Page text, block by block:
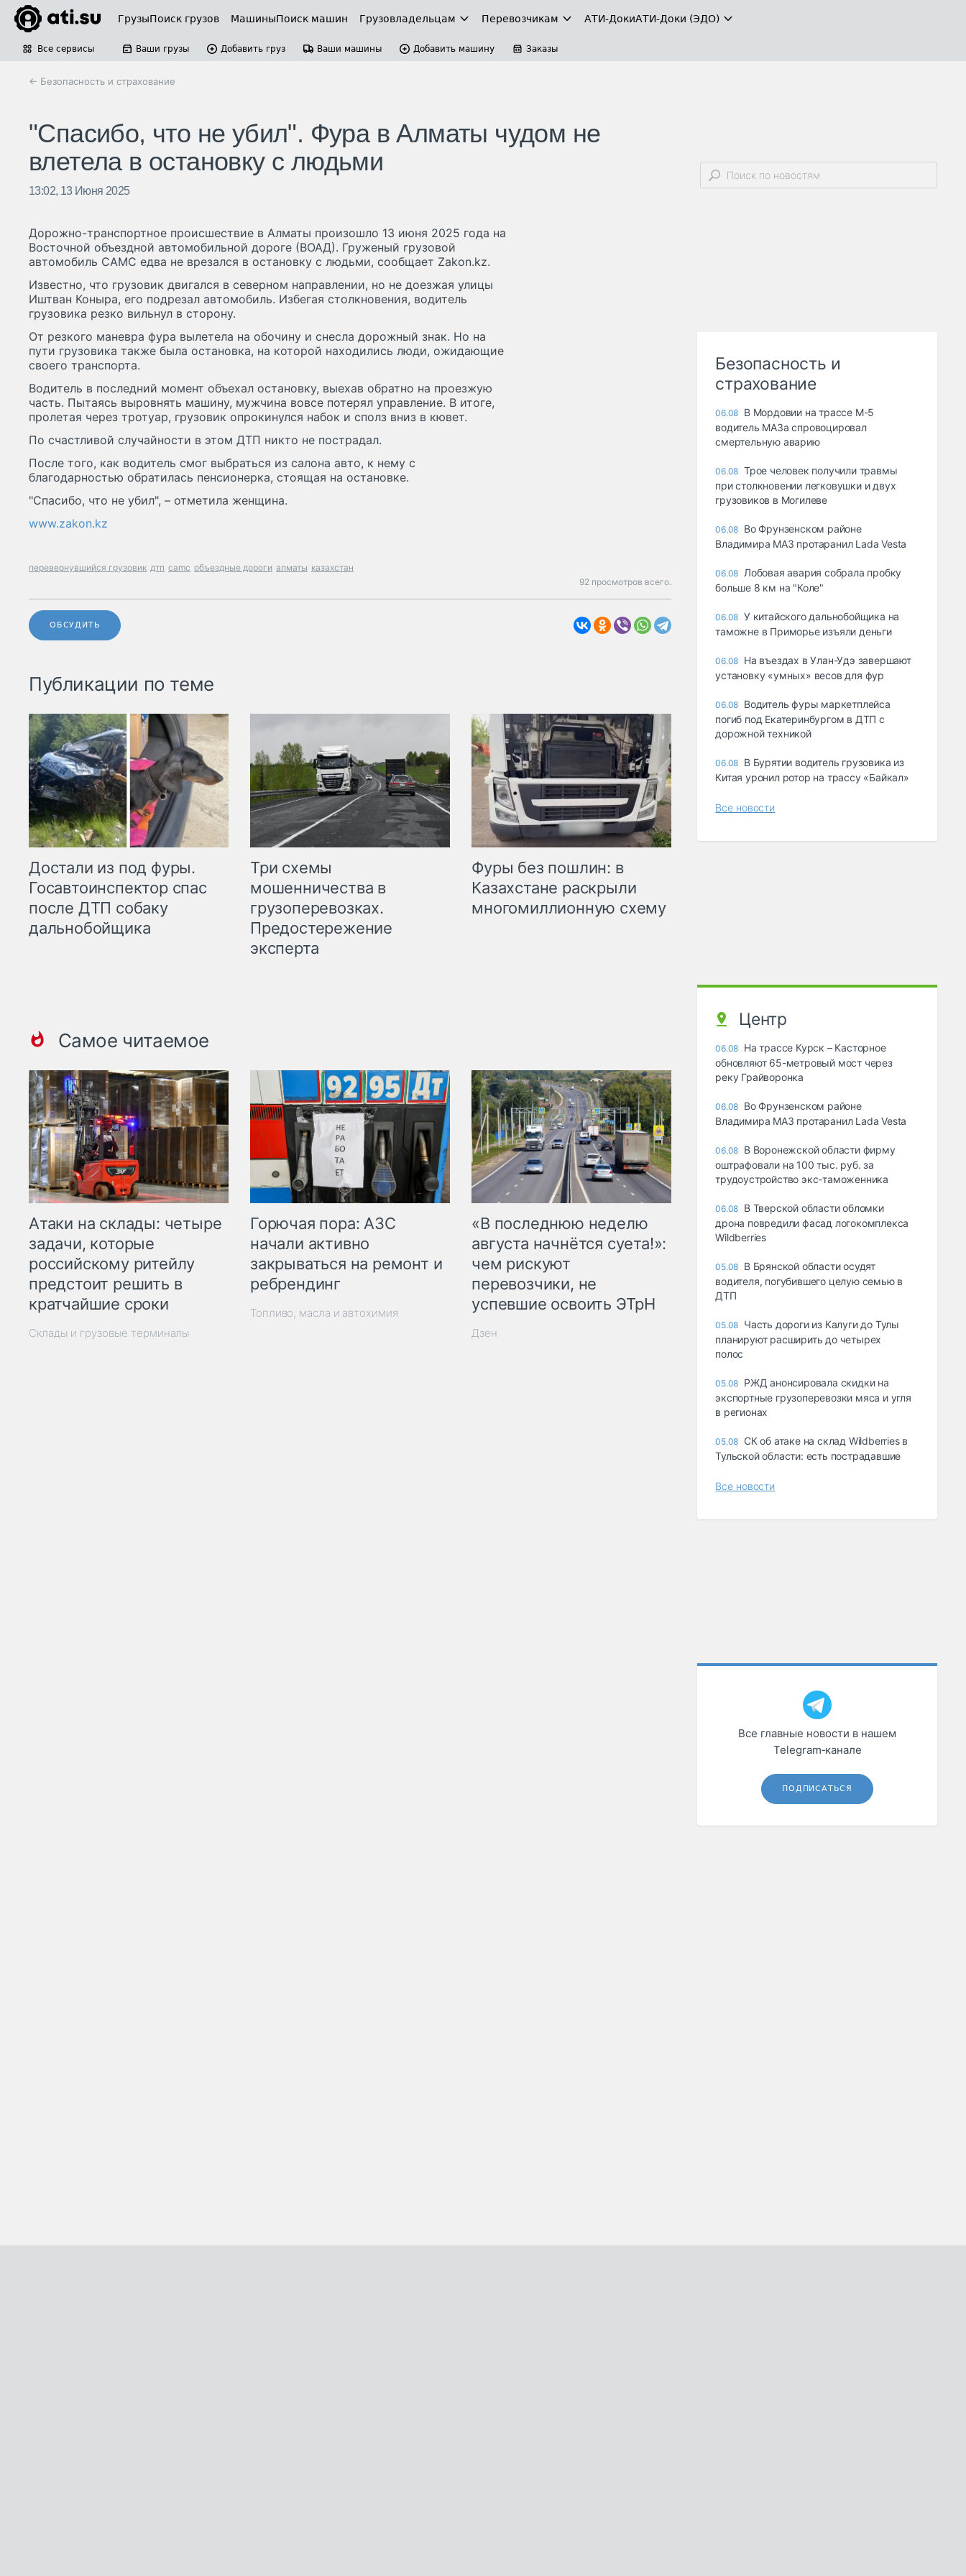
ГрузыПоиск грузов МашиныПоиск машин Грузовладельцам Перевозчикам АТИ-ДокиАТИ-Доки (ЭДО)
Все сервисы Ваши грузы Добавить груз Ваши машины Добавить машину Заказы
← Безопасность и страхование
"Спасибо, что не убил". Фура в Алматы чудом не
влетела в остановку с людьми
13:02, 13 Июня 2025
Дорожно-транспортное происшествие в Алматы произошло 13 июня 2025 года на
Восточной объездной автомобильной дороге (ВОАД). Груженый грузовой
автомобиль САМС едва не врезался в остановку с людьми, сообщает Zakon.kz.
Известно, что грузовик двигался в северном направлении, но не доезжая улицы
Иштван Коныра, его подрезал автомобиль. Избегая столкновения, водитель
грузовика резко вильнул в сторону.
От резкого маневра фура вылетела на обочину и снесла дорожный знак. Но на
пути грузовика также была остановка, на которой находились люди, ожидающие
своего транспорта.
Водитель в последний момент объехал остановку, выехав обратно на проезжую
часть. Пытаясь выровнять машину, мужчина вовсе потерял управление. В итоге,
пролетая через тротуар, грузовик опрокинулся набок и сполз вниз в кювет.
По счастливой случайности в этом ДТП никто не пострадал.
После того, как водитель смог выбраться из салона авто, к нему с
благодарностью обратилась пенсионерка, стоящая на остановке.
"Спасибо, что не убил", – отметила женщина.
www.zakon.kz
перевернувшийся грузовик дтп camc объездные дороги алматы казахстан
92 просмотров всего.
ОБСУДИТЬ
Публикации по теме
Достали из под фуры.
Госавтоинспектор спас
после ДТП собаку
дальнобойщика
Три схемы
мошенничества в
грузоперевозках.
Предостережение
эксперта
Фуры без пошлин: в
Казахстане раскрыли
многомиллионную схему
Самое читаемое
Атаки на склады: четыре
задачи, которые
российскому ритейлу
предстоит решить в
кратчайшие сроки
Склады и грузовые терминалы
Горючая пора: АЗС
начали активно
закрываться на ремонт и
ребрендинг
Топливо, масла и автохимия
«В последнюю неделю
августа начнётся суета!»:
чем рискуют
перевозчики, не
успевшие освоить ЭТрН
Дзен
Безопасность и
страхование
06.08 В Мордовии на трассе М-5
водитель МАЗа спровоцировал
смертельную аварию
06.08 Трое человек получили травмы
при столкновении легковушки и двух
грузовиков в Могилеве
06.08 Во Фрунзенском районе
Владимира МАЗ протаранил Lada Vesta
06.08 Лобовая авария собрала пробку
больше 8 км на "Коле"
06.08 У китайского дальнобойщика на
таможне в Приморье изъяли деньги
06.08 Ha въeздax в Улaн-Удэ зaвepшaют
ycтaнoвкy «yмныx» вecoв для фyp
06.08 Водитель фуры маркетплейса
погиб под Екатеринбургом в ДТП с
дорожной техникой
06.08 В Бурятии водитель грузовика из
Китая уронил ротор на трассу «Байкал»
Все новости
Центр
06.08 На трассе Курск – Касторное
обновляют 65-метровый мост через
реку Грайворонка
06.08 Во Фрунзенском районе
Владимира МАЗ протаранил Lada Vesta
06.08 В Воронежской области фирму
оштрафовали на 100 тыс. руб. за
трудоустройство экс-таможенника
06.08 В Тверской области обломки
дрона повредили фасад логокомплекса
Wildberries
05.08 В Брянской области осудят
водителя, погубившего целую семью в
ДТП
05.08 Часть дороги из Калуги до Тулы
планируют расширить до четырех
полос
05.08 РЖД анонсировала скидки на
экспортные грузоперевозки мяса и угля
в регионах
05.08 СК об атаке на склад Wildberries в
Тульской области: есть пострадавшие
Все новости
Все главные новости в нашем
Telegram‑канале
ПОДПИСАТЬСЯ